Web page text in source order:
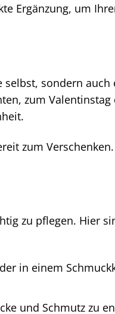
Ergänzung, um
sondern auch
zum
zum
zu pflegen. Hier
in einem
und Schmutz zu